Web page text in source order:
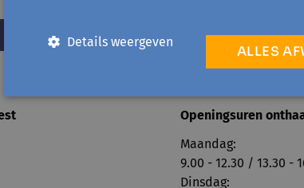
Openingsuren
Maandag:
9.00 - 12.30 / 13.30 -
Dinsdag:
ALLES
Details weergeven